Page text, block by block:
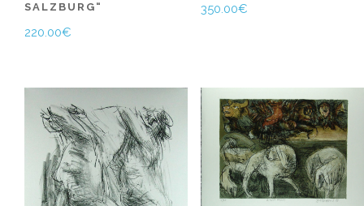
SALZBURG“
220.00€
350.00€